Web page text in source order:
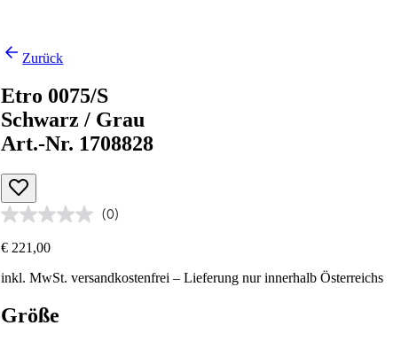
Zurück
Etro 0075/S
Schwarz / Grau
Art.-Nr. 1708828
(0)
€ 221,00
inkl. MwSt.versandkostenfrei – Lieferung nur innerhalb Österreichs
Größe